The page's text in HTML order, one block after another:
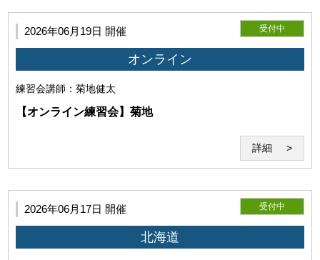
利用者の利用環境に起因し、セミナーの実施が不能となった
場合、当研究所はその責任を負わないものとします。セミナ
て、当研究所はその責任を負わないものとします。
2026年06月19日 開催 受付中
オンライン
練習会講師：菊地健太
【オンライン練習会】菊地
詳細
2026年06月17日 開催 受付中
北海道